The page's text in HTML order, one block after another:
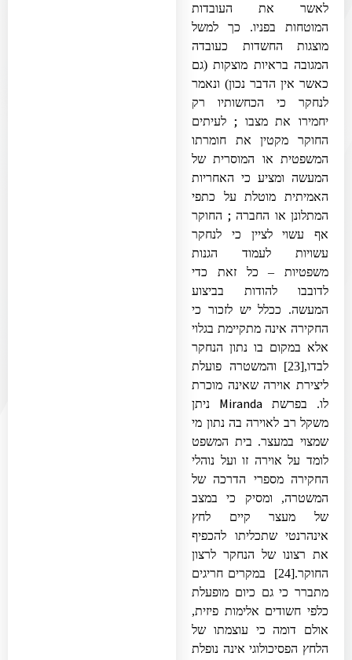
לאשר את העובדות
המוטחות בפניו. כך למשל
מוצגות החשדות כעובדה
המגובה בראיות מוצקות (גם
כאשר אין הדבר נכון) ונאמר
לנחקר כי הכחשותיו רק
יחמירו את מצבו
לעיתים
החוקר מקטין את חומרתו
המשפטית או המוסרית של
המעשה ומציע כי האחריות
האמיתית מוטלת על כתפי
המתלונן או החברה החוקר
אף עשוי לציין כי לנחקר
עשויות לעמוד הגנות
משפטיות – כל זאת כדי
לדובבו להודות בביצוע
המעשה. ככלל יש לזכור כי
החקירה אינה מתקיימת בגלוי
אלא במקום בו נתון הנחקר
לבדו,[23]
והמשטרה פועלת
ליצירת אוירה שאינה מוכרת
לו. בפרשת
Mirandaניתן
משקל רב לאוירה בה נתון מי
שמצוי במעצר. בית המשפט
לומד על אוירה זו ועל נוהלי
החקירה מספרי הדרכה של
המשטרה, ומסיק כי במצב
של מעצר קיים לחץ
אינהרנטי שתכליתו להכפיף
את רצונו של הנחקר לרצון
החוקר.[24]
במקרים חריגים
מתברר כי גם כיום מופעלת
כלפי חשודים אלימות פיזית,
אולם דומה כי עוצמתו של
הלחץ הפסיכולוגי אינה נופלת